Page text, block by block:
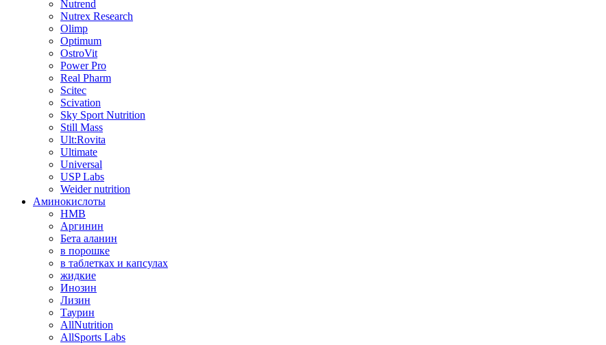
Nutrend
Nutrex Research
Olimp
Optimum
OstroVit
Power Pro
Real Pharm
Scitec
Scivation
Sky Sport Nutrition
Still Mass
Ult:Rovita
Ultimate
Universal
USP Labs
Weider nutrition
Аминокислоты
HMB
Аргинин
Бета аланин
в порошке
в таблетках и капсулах
жидкие
Инозин
Лизин
Таурин
AllNutrition
AllSports Labs